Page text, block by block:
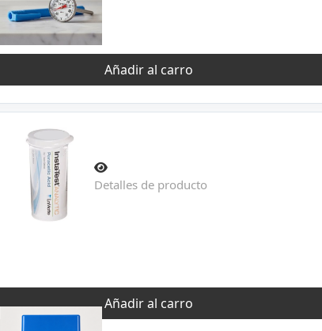
Añadir al carro
Detalles de producto
Añadir al carro